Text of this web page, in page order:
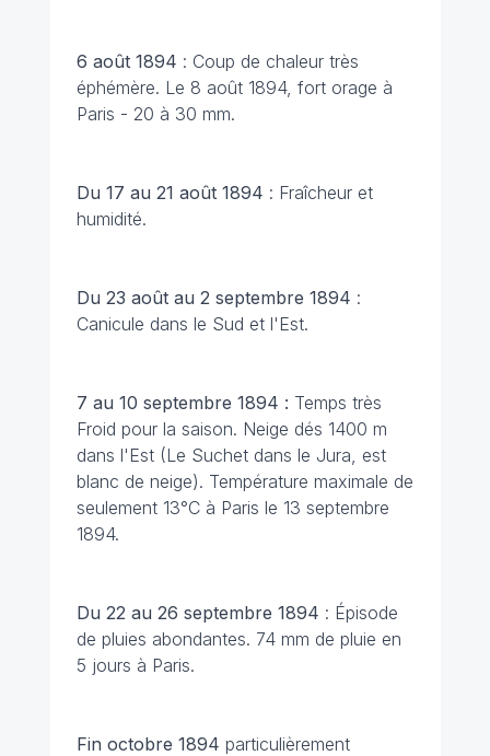
6 août 1894 : Coup de chaleur très
éphémère. Le 8 août 1894, fort orage à
Paris - 20 à 30 mm.
Du 17 au 21 août 1894 : Fraîcheur et
humidité.
Du 23 août au 2 septembre 1894 :
Canicule dans le Sud et l'Est.
7 au 10 septembre 1894 : Temps très
Froid pour la saison. Neige dés 1400 m
dans l'Est (Le Suchet dans le Jura, est
blanc de neige). Température maximale de
seulement 13°C à Paris le 13 septembre
1894.
Du 22 au 26 septembre 1894 : Épisode
de pluies abondantes. 74 mm de pluie en
5 jours à Paris.
Fin octobre 1894 particulièrement